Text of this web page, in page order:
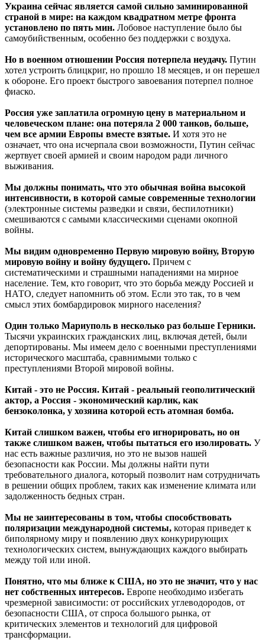
Украина сейчас является самой сильно заминированной
страной в мире: на каждом квадратном метре фронта
установлено по пять мин. Лобовое наступление было бы
самоубийственным, особенно без поддержки с воздуха.
Но в военном отношении Россия потерпела неудачу. Путин
хотел устроить блицкриг, но прошло 18 месяцев, и он перешел
к обороне. Его проект быстрого завоевания потерпел полное
фиаско.
Россия уже заплатила огромную цену в материальном и
человеческом плане: она потеряла 2 000 танков, больше,
чем все армии Европы вместе взятые. И хотя это не
означает, что она исчерпала свои возможности, Путин сейчас
жертвует своей армией и своим народом ради личного
выживания.
Мы должны понимать, что это обычная война высокой
интенсивности, в которой самые современные технологии
(электронные системы разведки и связи, беспилотники)
смешиваются с самыми классическими сценами окопной
войны.
Мы видим одновременно Первую мировую войну, Вторую
мировую войну и войну будущего. Причем с
систематическими и страшными нападениями на мирное
население. Тем, кто говорит, что это борьба между Россией и
НАТО, следует напомнить об этом. Если это так, то в чем
смысл этих бомбардировок мирного населения?
Один только Мариуполь в несколько раз больше Герники.
Тысячи украинских гражданских лиц, включая детей, были
депортированы. Мы имеем дело с военными преступлениями
исторического масштаба, сравнимыми только с
преступлениями Второй мировой войны.
Китай - это не Россия. Китай - реальный геополитический
актор, а Россия - экономический карлик, как
бензоколонка, у хозяина которой есть атомная бомба.
Китай слишком важен, чтобы его игнорировать, но он
также слишком важен, чтобы пытаться его изолировать. У
нас есть важные различия, но это не вызов нашей
безопасности как России. Мы должны найти пути
требовательного диалога, который позволит нам сотрудничать
в решении общих проблем, таких как изменение климата или
задолженность бедных стран.
Мы не заинтересованы в том, чтобы способствовать
поляризации международной системы, которая приведет к
биполярному миру и появлению двух конкурирующих
технологических систем, вынуждающих каждого выбирать
между той или иной.
Понятно, что мы ближе к США, но это не значит, что у нас
нет собственных интересов. Европе необходимо избегать
чрезмерной зависимости: от российских углеводородов, от
безопасности США, от спроса большого рынка, от
критических элементов и технологий для цифровой
трансформации.